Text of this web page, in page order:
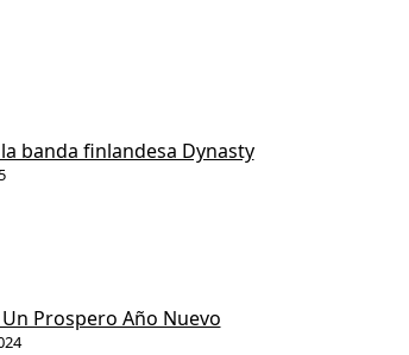
banda finlandesa Dynasty
Prospero Año Nuevo